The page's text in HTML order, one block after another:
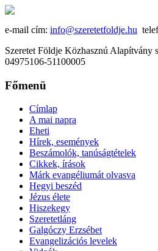
e-mail cím: info@szeretetfoldje.hu
Szeretet Földje Közhasznú Alapítvány
04975106-51100005
Főmenü
Címlap
A mai napra
Eheti
Hírek, események
Beszámolók, tanúságtételek
Cikkek, írások
Márk evangéliumát olvasva
Hegyi beszéd
Jézus élete
Hiszekegy
Szeretetláng
Galgóczy Erzsébet
Evangelizációs levelek